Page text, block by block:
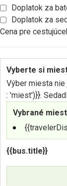
Doplatok za
Doplatok za
Cena pre
Vyberte si
Výber miesta nie
: 'miest')}}.
Vybrané
{{bus.title}}